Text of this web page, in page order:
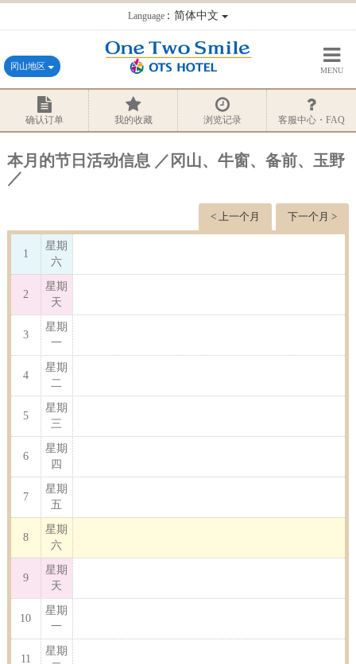
Language：简体中文
冈山地区 MENU
确认订单 我的收藏 浏览记录 客服中心・FAQ
本月的节日活动信息 ／冈山、牛窗、备前、玉野
／
下一个月 >
< 上一个月
1
星期
六
2
星期
天
3
星期
一
4
星期
二
5
星期
三
6
星期
四
7
星期
五
8
星期
六
9
星期
天
10
星期
一
11
星期